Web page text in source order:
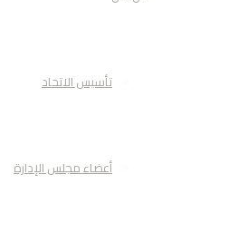
تأسيس الاتحاد
أعضاء مجلس الإدارة